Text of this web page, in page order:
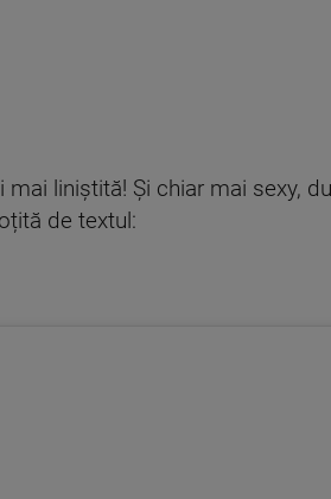
liniștită! Și chiar mai sexy,
de textul: